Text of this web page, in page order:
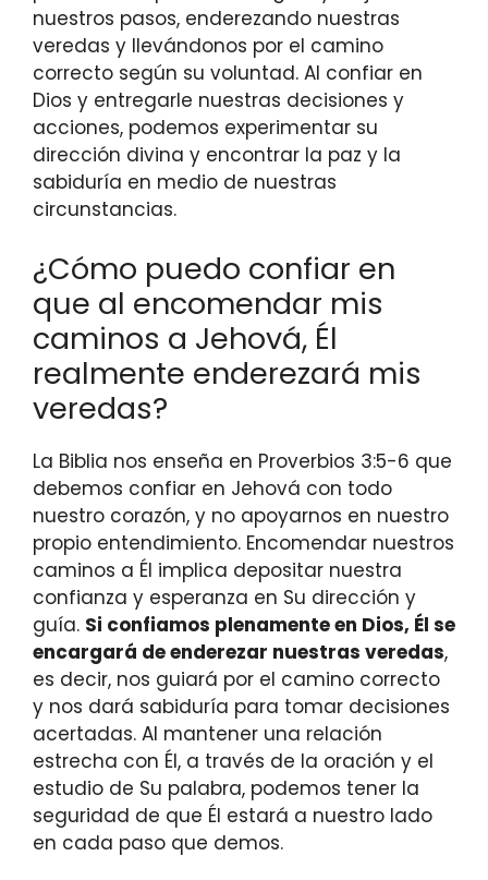
nuestros pasos, enderezando nuestras
veredas y llevándonos por el camino
correcto según su voluntad. Al confiar en
Dios y entregarle nuestras decisiones y
acciones, podemos experimentar su
dirección divina y encontrar la paz y la
sabiduría en medio de nuestras
circunstancias.
¿Cómo puedo confiar en
que al encomendar mis
caminos a Jehová, Él
realmente enderezará mis
veredas?
La Biblia nos enseña en Proverbios 3:5-6 que
debemos confiar en Jehová con todo
nuestro corazón, y no apoyarnos en nuestro
propio entendimiento. Encomendar nuestros
caminos a Él implica depositar nuestra
confianza y esperanza en Su dirección y
guía. Si confiamos plenamente en Dios, Él se
encargará de enderezar nuestras veredas,
es decir, nos guiará por el camino correcto
y nos dará sabiduría para tomar decisiones
acertadas. Al mantener una relación
estrecha con Él, a través de la oración y el
estudio de Su palabra, podemos tener la
seguridad de que Él estará a nuestro lado
en cada paso que demos.